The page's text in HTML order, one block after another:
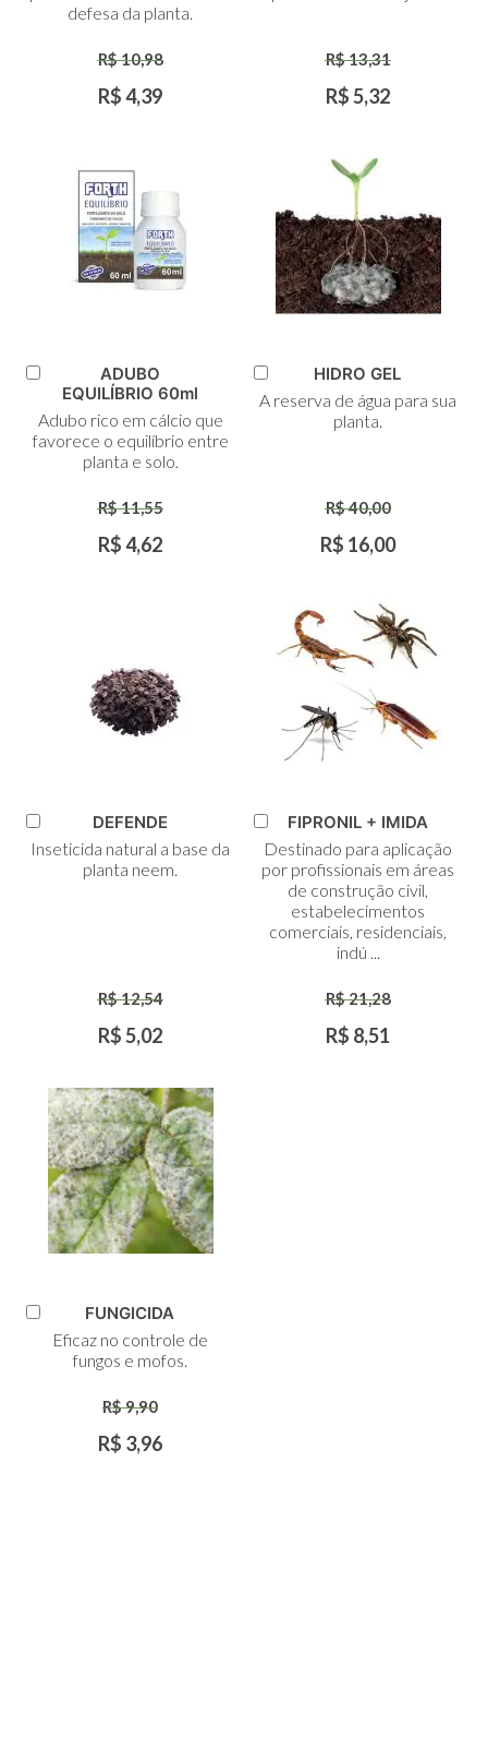
defesa da planta.
R$ 10,98
R$ 4,39
R$ 13,31
R$ 5,32
Adicionar
Carrinho
ADUBO
EQUILÍBRIO 60ml
Adubo rico em cálcio que
favorece o equilíbrio entre
planta e solo.
R$ 11,55
R$ 4,62
ao
HIDRO GEL
A reserva de água para sua
planta.
R$ 40,00
R$ 16,00
ao
Carrinho
DEFENDE
Inseticida natural a base da
planta neem.
R$ 12,54
R$ 5,02
ao
Carrinho
FIPRONIL + IMIDA
Destinado para aplicação
por profissionais em áreas
de construção civil,
estabelecimentos
comerciais, residenciais,
indú ...
R$ 21,28
R$ 8,51
Carrinho
FUNGICIDA
Eficaz no controle de
fungos e mofos.
R$ 9,90
R$ 3,96